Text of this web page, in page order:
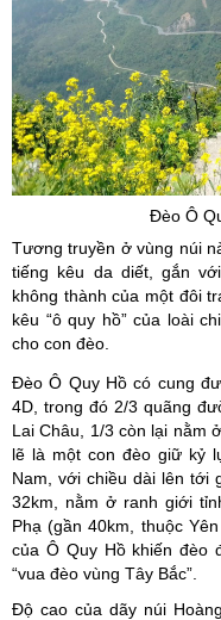
Đèo Ô
Tương truyền ở vùng núi
tiếng kêu da diết, gắn
không thành của một đôi
kêu “ô quy hồ” của loài
cho con đèo.
Đèo Ô Quy Hồ có cung
4D, trong đó 2/3 quãng
Lai Châu, 1/3 còn lại nằm
lẽ là một con đèo giữ kỷ
Nam, với chiều dài lên tới
32km, nằm ở ranh giới
Phạ (gần 40km, thuộc
của Ô Quy Hồ khiến đèo
“vua đèo vùng Tây Bắc”.
Độ cao của dãy núi